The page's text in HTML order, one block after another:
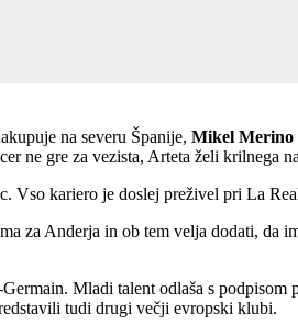
na severu Španije, Mikel Merino
ne gre za vezista, Arteta želi krilnega
Vso kariero je doslej preživel pri La
za Anderja in ob tem velja dodati, da
Mladi talent odlaša s
tudi drugi večji evropski klubi.